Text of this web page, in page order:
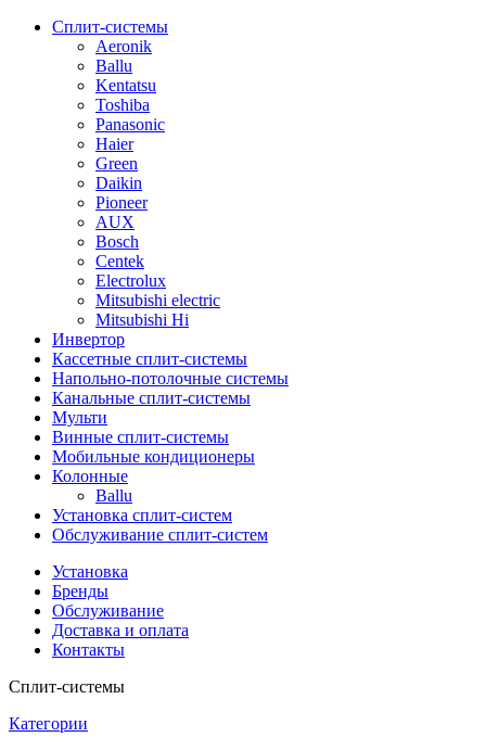
Сплит-системы
Аeronik
Ballu
Kentatsu
Toshiba
Panasonic
Haier
Green
Daikin
Pioneer
AUX
Bosch
Centek
Electrolux
Mitsubishi electric
Mitsubishi Hi
Инвертор
Кассетные сплит-системы
Напольно-потолочные системы
Канальные сплит-системы
Мульти
Винные сплит-системы
Мобильные кондиционеры
Колонные
Ballu
Установка сплит-систем
Обслуживание сплит-систем
Установка
Бренды
Обслуживание
Доставка и оплата
Контакты
Сплит-системы
Категории